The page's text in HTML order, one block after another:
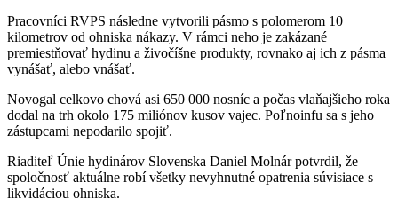
Pracovníci RVPS následne vytvorili pásmo s polomerom 10
kilometrov od ohniska nákazy. V rámci neho je zakázané
premiestňovať hydinu a živočíšne produkty, rovnako aj ich z pásma
vynášať, alebo vnášať.
Novogal celkovo chová asi 650 000 nosníc a počas vlaňajšieho roka
dodal na trh okolo 175 miliónov kusov vajec. Poľnoinfu sa s jeho
zástupcami nepodarilo spojiť.
Riaditeľ Únie hydinárov Slovenska Daniel Molnár potvrdil, že
spoločnosť aktuálne robí všetky nevyhnutné opatrenia súvisiace s
likvidáciou ohniska.